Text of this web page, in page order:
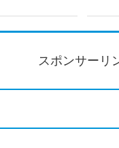
スポンサーリ